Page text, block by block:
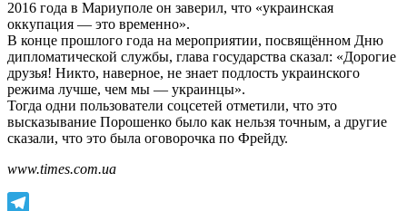
2016 года в Мариуполе он заверил, что «украинская
оккупация — это временно».
В конце прошлого года на мероприятии, посвящённом Дню
дипломатической службы, глава государства сказал: «Дорогие
друзья! Никто, наверное, не знает подлость украинского
режима лучше, чем мы — украинцы».
Тогда одни пользователи соцсетей отметили, что это
высказывание Порошенко было как нельзя точным, а другие
сказали, что это была оговорочка по Фрейду.
www.times.com.ua